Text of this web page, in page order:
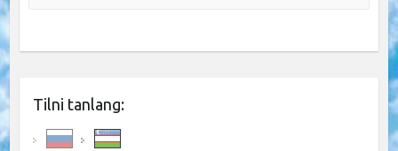
Tilni tanlang: